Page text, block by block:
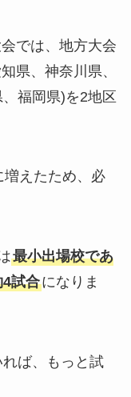
では、地方大会
県、神奈川県、
福岡県)を2地区
えたため、必
最小出場校であ
試合になりま
ば、もっと試